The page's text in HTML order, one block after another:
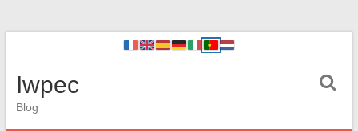
Iwpec
Blog